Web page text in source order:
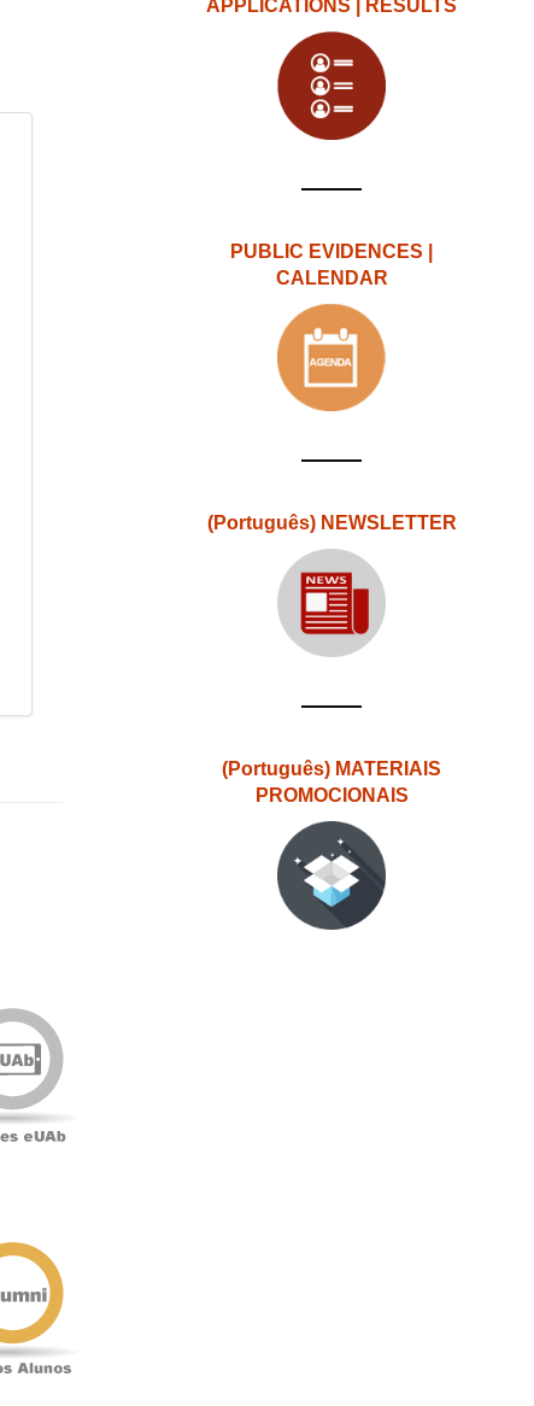
APPLICATIONS | RESULTS
PUBLIC EVIDENCES |
CALENDAR
(Português) NEWSLETTER
(Português) MATERIAIS
PROMOCIONAIS